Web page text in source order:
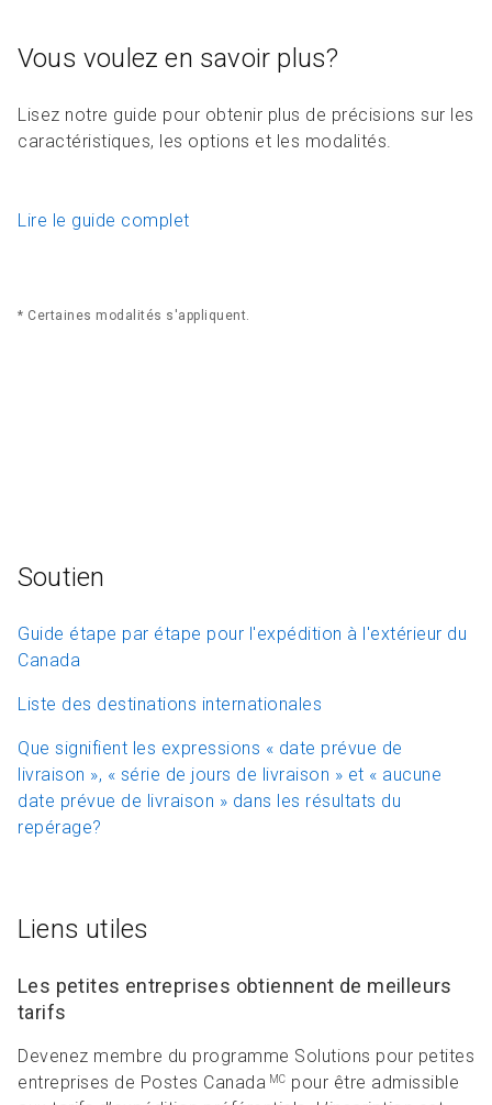
Vous voulez en savoir plus?
Lisez notre guide pour obtenir plus de précisions sur les
caractéristiques, les options et les modalités.
Lire le guide complet
* Certaines modalités s'appliquent.
Soutien
Guide étape par étape pour l'expédition à l'extérieur du
Canada
Liste des destinations internationales
Que signifient les expressions « date prévue de
livraison », « série de jours de livraison » et « aucune
date prévue de livraison » dans les résultats du
repérage?
Liens utiles
Les petites entreprises obtiennent de meilleurs
tarifs
Devenez membre du programme Solutions pour petites
entreprises de Postes Canada MC pour être admissible